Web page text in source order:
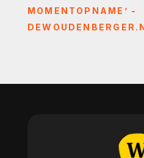
MOMENTOPNAME’ -